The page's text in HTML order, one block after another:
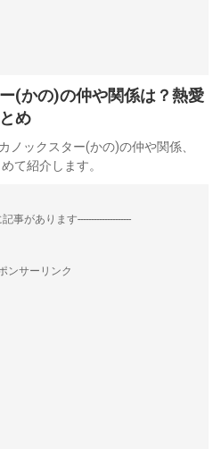
(かの)の仲や関係は？熱愛
め
ノックスター(かの)の仲や関係、
て紹介します。
事があります--------------------
ンサーリンク